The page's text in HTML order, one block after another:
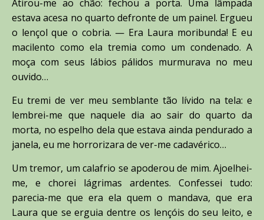
Atirou-me ao chão: fechou a porta. Uma lâmpada
estava acesa no quarto defronte de um painel. Ergueu
o lençol que o cobria. — Era Laura moribunda! E eu
macilento como ela tremia como um condenado. A
moça com seus lábios pálidos murmurava no meu
ouvido…
Eu tremi de ver meu semblante tão lívido na tela: e
lembrei-me que naquele dia ao sair do quarto da
morta, no espelho dela que estava ainda pendurado a
janela, eu me horrorizara de ver-me cadavérico…
Um tremor, um calafrio se apoderou de mim. Ajoelhei-
me, e chorei lágrimas ardentes. Confessei tudo:
parecia-me que era ela quem o mandava, que era
Laura que se erguia dentre os lençóis do seu leito, e